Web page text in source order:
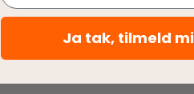
Ja tak, tilmeld